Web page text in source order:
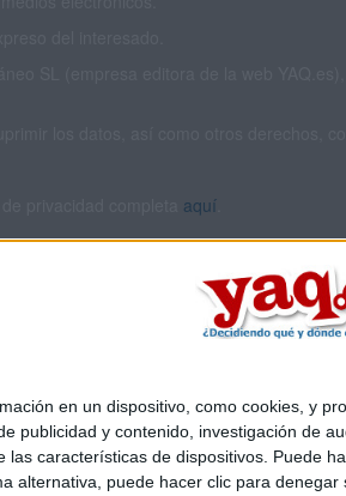
en un dispositivo, como cookies, y
publicidad y contenido, investigación de
características de dispositivos. Puede
alternativa, puede hacer clic para
aquí
Quiénes somos|
legal|Politica de privacidad|
Mediterráneo S.L.- Diego de León 47